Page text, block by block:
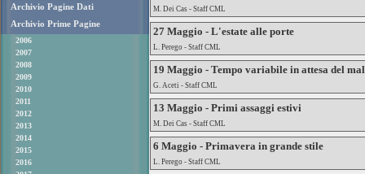
Archivio Pagine Dati
Archivio Prime Pagine
2006
2007
2008
2009
2010
2011
2012
2013
2014
2015
2016
M. Dei Cas - Staff CML
27 Maggio - L'estate alle porte
L. Perego - Staff CML
19 Maggio - Tempo variabile in attesa del
G. Aceti - Staff CML
13 Maggio - Primi assaggi estivi
M. Dei Cas - Staff CML
6 Maggio - Primavera in grande stile
L. Perego - Staff CML